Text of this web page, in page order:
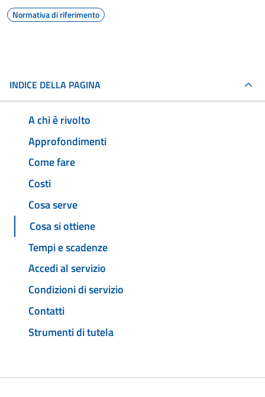
Normativa di riferimento
INDICE DELLA PAGINA
A chi è rivolto
Approfondimenti
Come fare
Costi
Cosa serve
Cosa si ottiene
Tempi e scadenze
Accedi al servizio
Condizioni di servizio
Contatti
Strumenti di tutela